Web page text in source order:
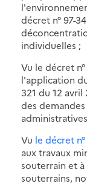
décret n° 97-
individuelles ;
Vu le décret
l'application
321 du 12
des
Vu le décret
aux travaux
souterrain et à
souterrains,